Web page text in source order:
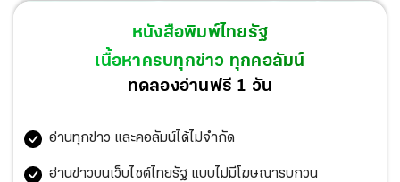
หนังสือพิมพ์ไทยรัฐ
เนื้อหาครบทุกข่าว ทุกคอลัมน์
ทดลองอ่านฟรี 1 วัน
อ่านทุกข่าว และคอลัมน์ได้ไม่จำกัด
อ่านข่าวบนเว็บไซต์ไทยรัฐ แบบไม่มีโฆษณารบกวน